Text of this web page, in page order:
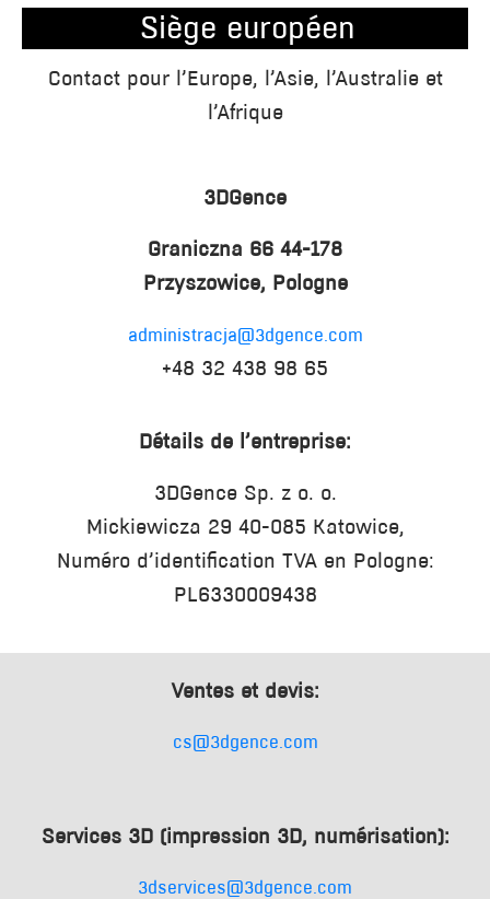
Siège européen
Contact pour l’Europe, l’Asie, l’Australie et
l’Afrique
3DGence
Graniczna 66 44-178
Przyszowice, Pologne
administracja@3dgence.com
+48 32 438 98 65
Détails de l’entreprise:
3DGence Sp. z o. o.
Mickiewicza 29 40-085 Katowice,
Numéro d’identification TVA en Pologne:
PL6330009438
Ventes et devis:
cs@3dgence.com
Services 3D (impression 3D, numérisation):
3dservices@3dgence.com